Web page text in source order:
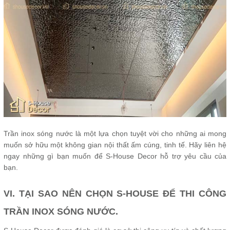
Trần inox sóng nước là một lựa chọn tuyệt vời cho những ai mong
muốn sở hữu một không gian nội thất ấm cúng, tinh tế. Hãy liên hệ
ngay những gì bạn muốn để S-House Decor hỗ trợ yêu cầu của
bạn.
VI. TẠI SAO NÊN CHỌN S-HOUSE ĐỂ THI CÔNG
TRẦN INOX SÓNG NƯỚC.